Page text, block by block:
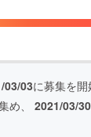
03/03に募集を開
め、 2021/03/30